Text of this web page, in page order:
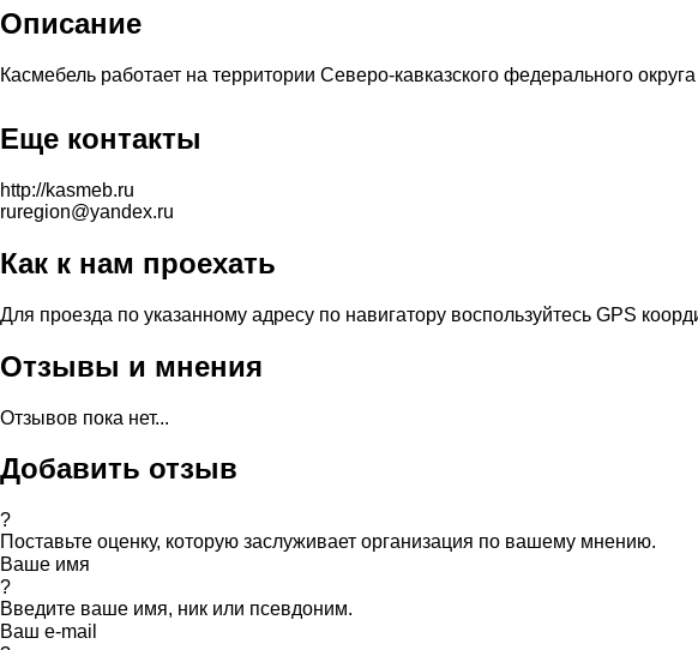
Описание
Касмебель работает на территории Северо-кавказского федерального
Еще контакты
http://kasmeb.ru
ruregion@yandex.ru
Как к нам проехать
Для проезда по указанному адресу по навигатору воспользуйтесь GPS
Отзывы и мнения
Отзывов пока нет...
Добавить отзыв
?
Поставьте оценку, которую заслуживает организация по вашему мнению.
Ваше имя
?
Введите ваше имя, ник или псевдоним.
Ваш e-mail